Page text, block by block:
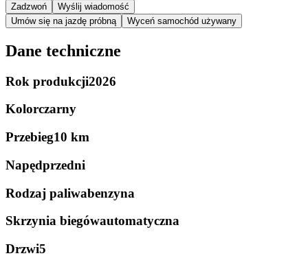
Zadzwoń
Wyślij wiadomość
Umów się na jazdę próbną
Wyceń samochód używany
Dane techniczne
Rok produkcji2026
Kolorczarny
Przebieg10 km
Napędprzedni
Rodzaj paliwabenzyna
Skrzynia biegówautomatyczna
Drzwi5